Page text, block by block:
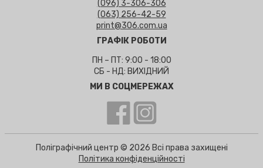
(096) 3-306-306
(063) 256-42-59
print@306.com.ua
ГРАФІК РОБОТИ
ПН – ПТ: 9:00 - 18:00
СБ - НД: ВИХІДНИЙ
МИ В СОЦМЕРЕЖАХ
Поліграфічний центр © 2026 Всі права захищені
Політика конфіденційності